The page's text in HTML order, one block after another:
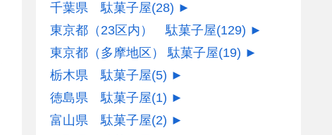
千葉県 駄菓子屋(28) ►
東京都（23区内） 駄菓子屋(129) ►
東京都（多摩地区） 駄菓子屋(19) ►
栃木県 駄菓子屋(5) ►
徳島県 駄菓子屋(1) ►
富山県 駄菓子屋(2) ►